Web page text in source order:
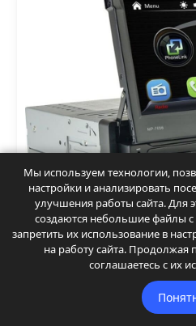
Автомобильные
2DIN модели, как
Магнитола в машине.
устройство для музыки.
подразумевал
Мы используем технологии,
настройки и анализировать
улучшения работы сайта. Для
создаются небольшие файлы
запретить их использование в
на работу сайта. Продолжая
соглашаетесь с их